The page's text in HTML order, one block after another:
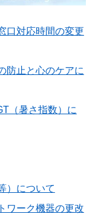
口対応時間の変更
防止と心のケアに
（暑さ指数）に
）について
ワーク機器の更改